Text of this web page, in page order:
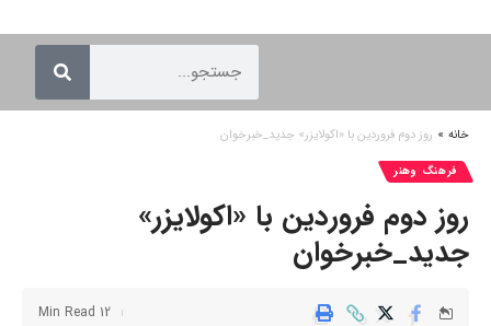
خانه » روز دوم فروردین با «اکولایزر» جدید_خبرخوان
فرهنگ وهنر
روز دوم فروردین با «اکولایزر»
جدید_خبرخوان
12 Min Read